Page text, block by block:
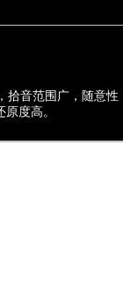
拾音范围广，随意性
度高。